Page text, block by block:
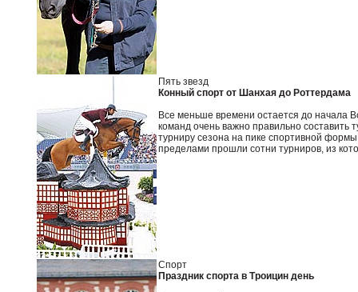
Пять звезд
Конный спорт от Шанхая до Роттердама
Все меньше времени остается до начала
команд очень важно правильно
турниру сезона на пике спортивной
пределами прошли сотни турниров, из
Спорт
Праздник спорта в Троицин день